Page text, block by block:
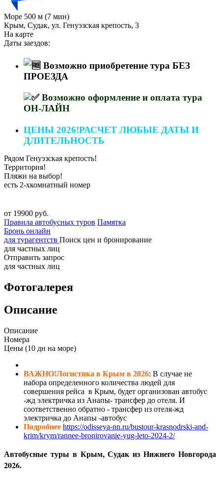
Море 500 м (7 мин)
Крым, Судак, ул. Генуэзская крепость, 3
На карте
Даты заездов:
Возможно приобретение тура БЕЗ
ПРОЕЗДА
Возможно оформление и оплата тура
ОН-ЛАЙН
ЦЕНЫ 2026!РАСЧЕТ ЛЮБЫЕ ДАТЫ И
ДЛИТЕЛЬНОСТЬ
Рядом Генуэзская крепость!
Территория!
Пляжи на выбор!
есть 2-хкомнатный номер
от 19900 руб.
Правила автобусных туров Памятка
Бронь онлайн
для турагентств Поиск цен и бронирование
для частных лиц
Отправить запрос
для частных лиц
Фотогалерея
Описание
Описание
Номера
Цены (10 дн на море)
ВАЖНО!Логистика в Крым в 2026: В случае не
набора определенного количества людей для
совершения рейса в Крым, будет организован автобус
-жд электричка из Анапы- трансфер до отеля. И
соответственно обратно - трансфер из отеля-жд
электричка до Анапы -автобус
Подробнее https://odisseya-nn.ru/bustour-krasnodrski-and-
krim/krym/rannee-bronirovanie-yug-leto-2024-2/
Автобусные туры в Крым, Судак из Нижнего Новгорода
2026.